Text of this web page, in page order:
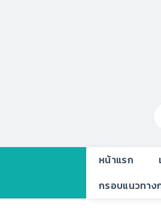
หน้าแรก
กรอบแนวทา